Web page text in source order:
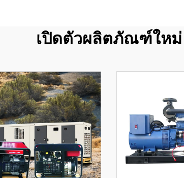
เปิดตัวผลิตภัณฑ์ใหม่